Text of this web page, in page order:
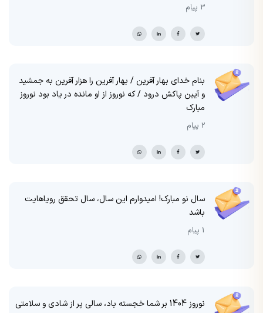
3 پیام
بنام خدای بهار آفرین / بهار آفرین را هزار آفرین به جمشید
و آیین پاکش درود / که نوروز از او مانده در یاد بود نوروز
مبارک
2 پیام
سال نو مبارک! امیدوارم این سال، سال تحقق رویاهایت
باشد
1 پیام
نوروز 1404 بر شما خجسته باد، سالی پر از شادی و سلامتی